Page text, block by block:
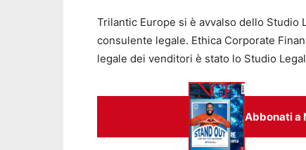
Trilantic Europe si è avvalso dello Studio
consulente legale. Ethica Corporate
legale dei venditori è stato lo Studio
Abbonati a